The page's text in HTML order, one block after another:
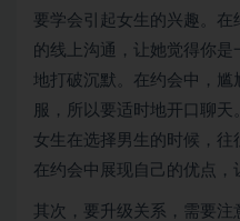
要学会引起女生的兴趣。在
的线上沟通，让她觉得你
地打破沉默。在约会中，尴
服，所以要适时地开口聊天
女生在选择男生的时候，往
在约会中展现自己的优点，
其次，要升级关系，需要